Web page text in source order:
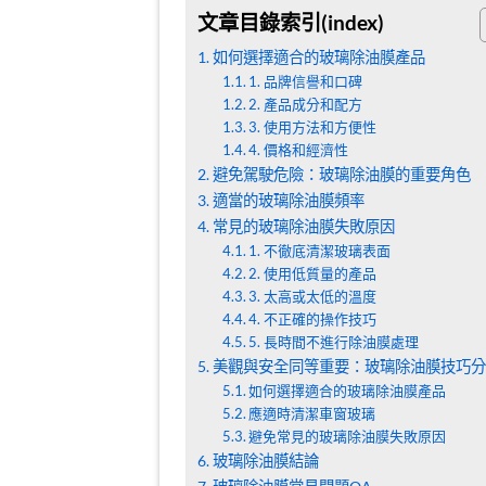
文章目錄索引(index)
如何選擇適合的玻璃除油膜產品
1. 品牌信譽和口碑
2. 產品成分和配方
3. 使用方法和方便性
4. 價格和經濟性
避免駕駛危險：玻璃除油膜的重要角色
適當的玻璃除油膜頻率
常見的玻璃除油膜失敗原因
1. 不徹底清潔玻璃表面
2. 使用低質量的產品
3. 太高或太低的溫度
4. 不正確的操作技巧
5. 長時間不進行除油膜處理
美觀與安全同等重要：玻璃除油膜技巧
如何選擇適合的玻璃除油膜產品
應適時清潔車窗玻璃
避免常見的玻璃除油膜失敗原因
玻璃除油膜結論